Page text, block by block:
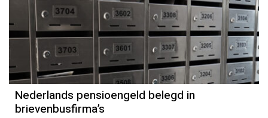
Nederlands pensioengeld belegd in
brievenbusfirma’s